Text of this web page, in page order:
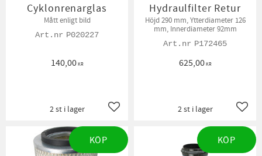
Cyklonrenarglas
Mått enligt bild
P020227
140,00KR
Lägg till i favoriter
2 st i lager
Hydraulfilter Retur
Höjd 290 mm, Ytterdiameter 126
mm, Innerdiameter 92mm
P172465
625,00KR
2 st i lager
KÖP KÖP